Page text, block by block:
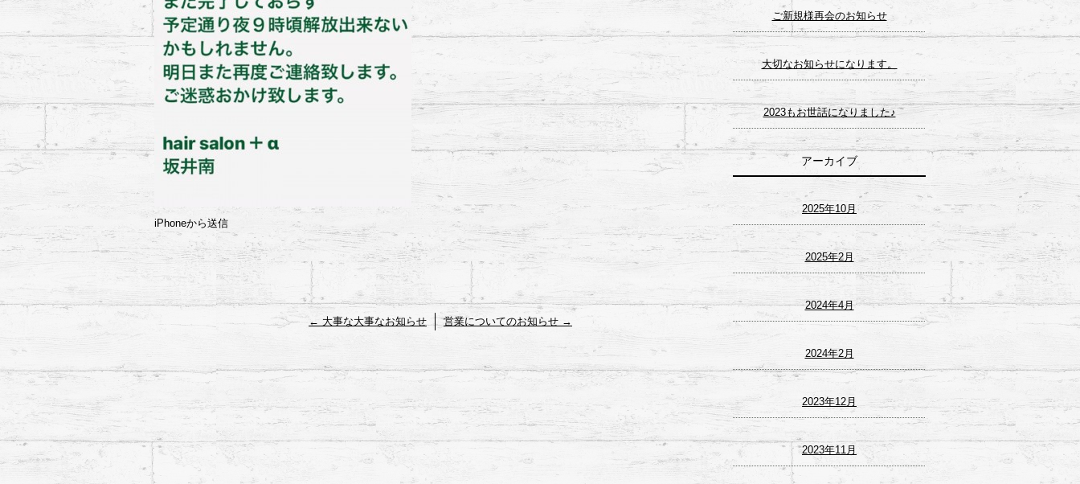
iPhoneから送信
← 大事な大事なお知らせ 営業についてのお知らせ →
ご新規様再会のお知らせ
大切なお知らせになります。
2023もお世話になりました♪
アーカイブ
2025年10月
2025年2月
2024年4月
2024年2月
2023年12月
2023年11月